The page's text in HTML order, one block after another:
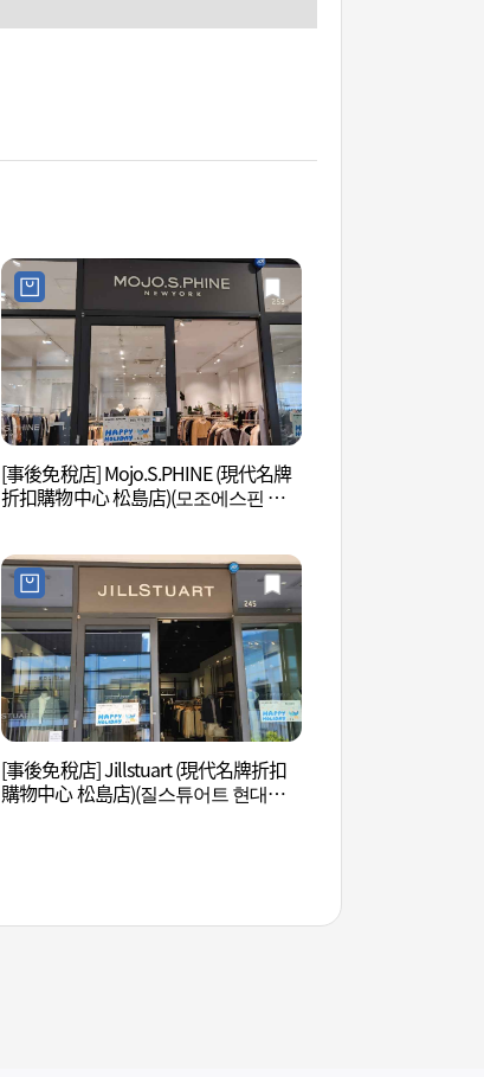
[事後免稅店] Mojo.S.PHINE (現代名牌
折扣購物中心 松島店)(모조에스핀 현
[事後免稅店] Jillstuart (現代名牌折扣
購物中心 松島店)(질스튜어트 현대프